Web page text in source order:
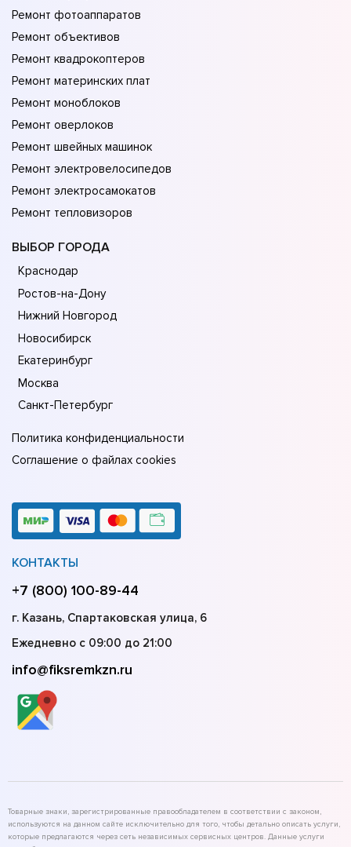
Ремонт фотоаппаратов
Ремонт объективов
Ремонт квадрокоптеров
Ремонт материнских плат
Ремонт моноблоков
Ремонт оверлоков
Ремонт швейных машинок
Ремонт электровелосипедов
Ремонт электросамокатов
Ремонт тепловизоров
ВЫБОР ГОРОДА
Краснодар
Ростов-на-Дону
Нижний Новгород
Новосибирск
Екатеринбург
Москва
Санкт-Петербург
Политика конфиденциальности
Соглашение о файлах cookies
КОНТАКТЫ
+7 (800) 100-89-44
г. Казань, Спартаковская улица, 6
Ежедневно с 09:00 до 21:00
info@fiksremkzn.ru
Товарные знаки, зарегистрированные правообладателем в соответствии с законом,
используются на данном сайте исключительно для того, чтобы детально описать услуги,
которые предлагаются через сеть независимых сервисных центров. Данные услуги